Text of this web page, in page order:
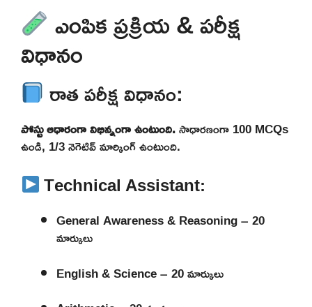
ఎంపిక ప్రక్రియ & పరీక్ష
విధానం
రాత పరీక్ష విధానం:
పోస్టు ఆధారంగా విభిన్నంగా ఉంటుంది.సాధారణంగా 100 MCQs
ఉండి, 1/3 నెగెటివ్ మార్కింగ్ ఉంటుంది.
Technical Assistant:
General Awareness & Reasoning – 20
మార్కులు
English & Science – 20 మార్కులు